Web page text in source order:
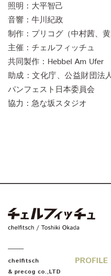
照明：大平智己
音響：牛川紀政
制作：プリコグ（中村茜、黄
主催：チェルフィッチュ
共同製作：Hebbel Am Ufer
助成：文化庁、公益財団法
パンフェスト日本委員会
協力：急な坂スタジオ
chelfitsch
& precog co.,LTD
PROFILE